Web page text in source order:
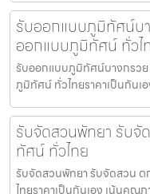
รับออกแบบภูมิทัศน์บ
ออกแบบภูมิทัศน์ ทั่วไ
รับออกแบบภูมิทัศน์บางกรว
ภูมิทัศน์ ทั่วไทยราคาเป็นกันเ
รับจัดสวนพัทยา รับ
ทัศน์ ทั่วไทย
รับจัดสวนพัทยา รับจัดสวน
ไทยราคาเป็นกันเอง เน้นคุณ